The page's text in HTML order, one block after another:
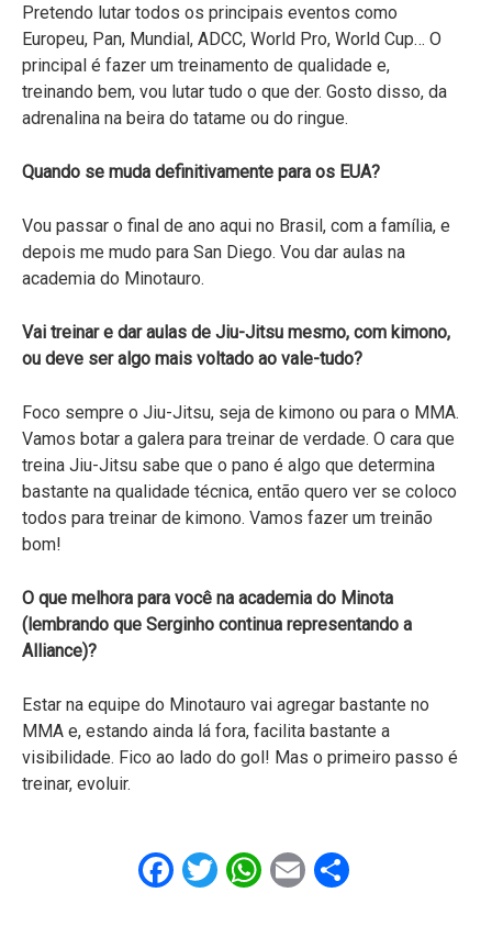
Pretendo lutar todos os principais eventos como
Europeu, Pan, Mundial, ADCC, World Pro, World Cup… O
principal é fazer um treinamento de qualidade e,
treinando bem, vou lutar tudo o que der. Gosto disso, da
adrenalina na beira do tatame ou do ringue.
Quando se muda definitivamente para os EUA?
Vou passar o final de ano aqui no Brasil, com a família, e
depois me mudo para San Diego. Vou dar aulas na
academia do Minotauro.
Vai treinar e dar aulas de Jiu-Jitsu mesmo, com kimono,
ou deve ser algo mais voltado ao vale-tudo?
Foco sempre o Jiu-Jitsu, seja de kimono ou para o MMA.
Vamos botar a galera para treinar de verdade. O cara que
treina Jiu-Jitsu sabe que o pano é algo que determina
bastante na qualidade técnica, então quero ver se coloco
todos para treinar de kimono. Vamos fazer um treinão
bom!
O que melhora para você na academia do Minota
(lembrando que Serginho continua representando a
Alliance)?
Estar na equipe do Minotauro vai agregar bastante no
MMA e, estando ainda lá fora, facilita bastante a
visibilidade. Fico ao lado do gol! Mas o primeiro passo é
treinar, evoluir.
Facebook
Twitter
WhatsApp
EmailShare